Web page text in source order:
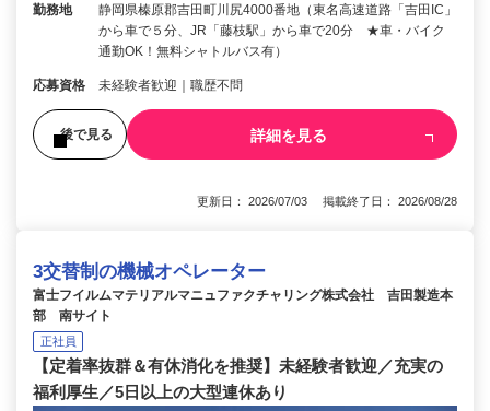
勤務地
静岡県榛原郡吉田町川尻4000番地（東名高速道路「吉田IC」
から車で５分、JR「藤枝駅」から車で20分 ★車・バイク
通勤OK！無料シャトルバス有）
応募資格 未経験者歓迎｜職歴不問
後で見る 詳細を見る
更新日： 2026/07/03 掲載終了日： 2026/08/28
3交替制の機械オペレーター
富士フイルムマテリアルマニュファクチャリング株式会社 吉田製造本
部 南サイト
正社員
【定着率抜群＆有休消化を推奨】未経験者歓迎／充実の
福利厚生／5日以上の大型連休あり